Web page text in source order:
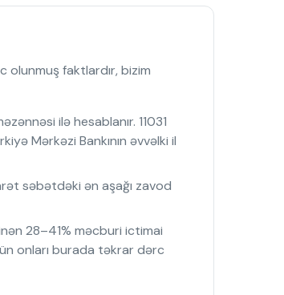
olunmuş faktlardır, bizim
ilə hesablanır. 11031
Mərkəzi Bankının əvvəlki il
səbətdəki ən aşağı zavod
28–41% məcburi ictimai
onları burada təkrar dərc